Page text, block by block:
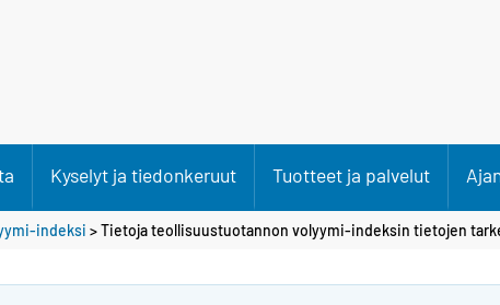
Kyselyt ja tiedonkeruut Tuotteet ja palvelut
indeksi > Tietoja teollisuustuotannon volyymi-indeksin tietojen